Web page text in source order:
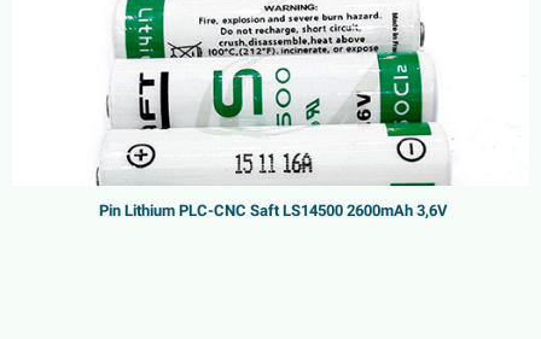
Pin Lithium PLC-CNC Saft LS14500 2600mAh 3,6V